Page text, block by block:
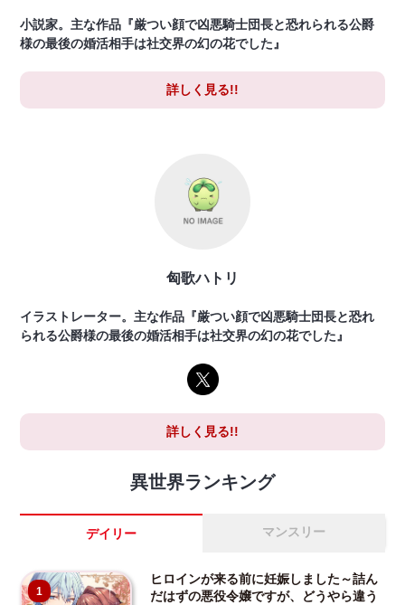
小説家。主な作品『厳つい顔で凶悪騎士団長と恐れられる公爵
様の最後の婚活相手は社交界の幻の花でした』
詳しく見る!!
匈歌ハトリ
イラストレーター。主な作品『厳つい顔で凶悪騎士団長と恐れ
られる公爵様の最後の婚活相手は社交界の幻の花でした』
詳しく見る!!
異世界ランキング
デイリー マンスリー
1
ヒロインが来る前に妊娠しました～詰ん
だはずの悪役令嬢ですが、どうやら違う